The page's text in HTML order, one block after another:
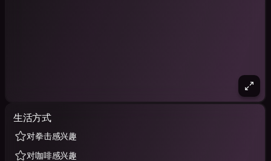
生活方式
对拳击感兴趣
对咖啡感兴趣